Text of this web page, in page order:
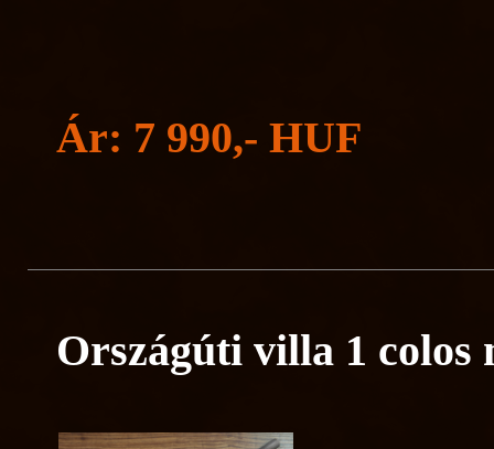
Ár: 7 990,- HUF
Országúti villa 1 colos